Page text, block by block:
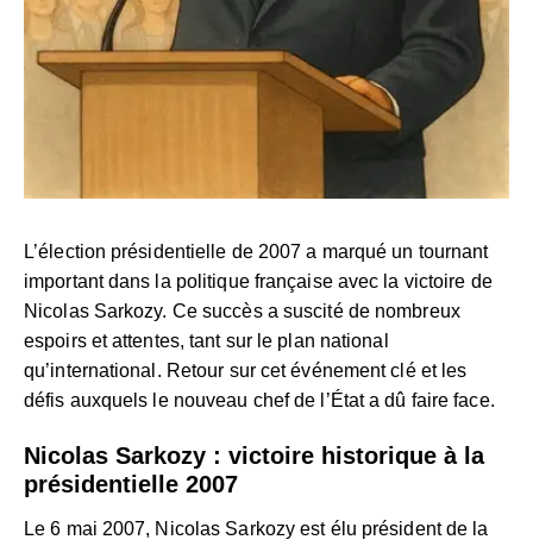
L’élection présidentielle de 2007 a marqué un tournant
important dans la politique française avec la victoire de
Nicolas Sarkozy. Ce succès a suscité de nombreux
espoirs et attentes, tant sur le plan national
qu’international. Retour sur cet événement clé et les
défis auxquels le nouveau chef de l’État a dû faire face.
Nicolas Sarkozy : victoire historique à la
présidentielle 2007
Le 6 mai 2007, Nicolas Sarkozy est élu président de la